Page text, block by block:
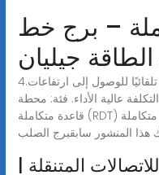
– برج خط
الطاقة جيليان
4.يمكن أن يرتفع جسم البرج وأسفل تلقائيًا للوصول إلى ارتفاعات
عالية الأداء. فئة: محطة
قاعدة متكاملة (RDT) اترك تعليقًا العلامات: محطة قاعدة متكاملة
هذا المنشور سابقبرج الصلب
المتنقلة |